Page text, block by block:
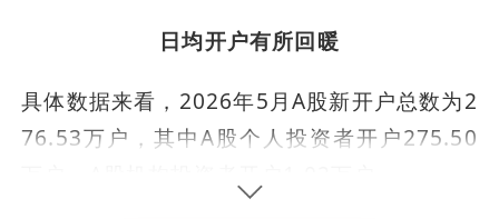
日均开户有所回暖
具体数据来看，2026年5月A股新开户总数为2
76.53万户，其中A股个人投资者开户275.50